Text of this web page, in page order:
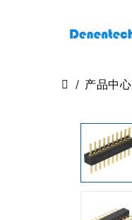
产品中心